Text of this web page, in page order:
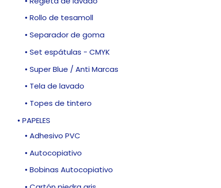
• Rollo de tesamoll
• Separador de goma
• Set espátulas - CMYK
• Super Blue / Anti Marcas
• Tela de lavado
• Topes de tintero
• PAPELES
• Adhesivo PVC
• Autocopiativo
• Bobinas Autocopiativo